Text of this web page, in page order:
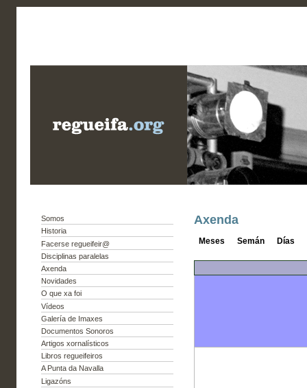
Somos
Historia
Facerse regueifeir@
Disciplinas paralelas
Axenda
Novidades
O que xa foi
Vídeos
Galería de Imaxes
Documentos Sonoros
Artigos xornalísticos
Libros regueifeiros
A Punta da Navalla
Ligazóns
Axenda
Meses Semán Días